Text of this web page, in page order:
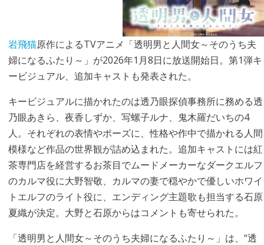
岩飛猫原作によるTVアニメ「透明男と人間女～そのうち夫
婦になるふたり～」が2026年1月8日に放送開始日。第1弾キ
ービジュアル、追加キャストも発表された。
キービジュアルに描かれたのは透乃眼探偵事務所に務める透
乃眼あきら、夜香しずか、写螺子ルナ、鬼木羅だいちの4
人。それぞれの表情やポーズに、性格や作中で描かれる人間
模様など作品の世界観が詰め込まれた。追加キャストには紅
茶専門店を経営するお茶目でムードメーカーなダークエルフ
のカルマ役に大野智敬、カルマの妻で穏やかで優しいホワイ
トエルフのライト役に、エンディング主題歌も担当する石原
夏織が決定。大野と石原からはコメントも寄せられた。
「透明男と人間女～そのうち夫婦になるふたり～」は、“透